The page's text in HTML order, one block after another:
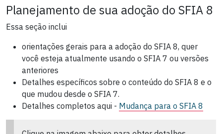
Planejamento de sua adoção do SFIA 8
Essa seção inclui
orientações gerais para a adoção do SFIA 8, quer
você esteja atualmente usando o SFIA 7 ou versões
anteriores
Detalhes específicos sobre o conteúdo do SFIA 8 e o
que mudou desde o SFIA 7.
Detalhes completos aqui - Mudança para o SFIA 8